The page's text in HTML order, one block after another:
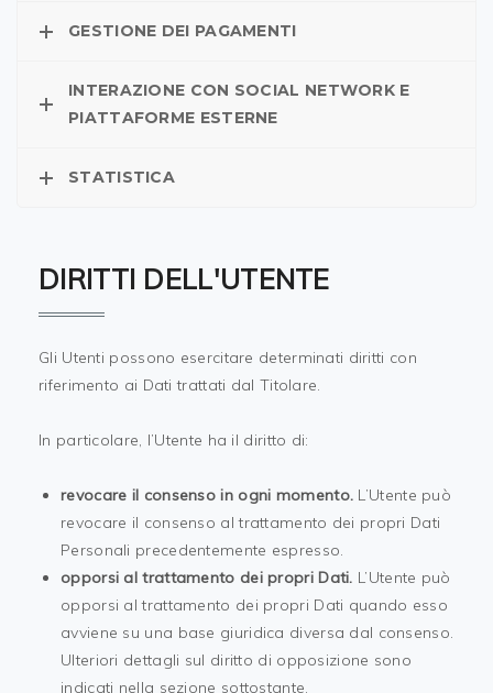
GESTIONE DEI PAGAMENTI
INTERAZIONE CON SOCIAL NETWORK E
PIATTAFORME ESTERNE
STATISTICA
DIRITTI DELL'UTENTE
Gli Utenti possono esercitare determinati diritti con
riferimento ai Dati trattati dal Titolare.
In particolare, l’Utente ha il diritto di:
revocare il consenso in ogni momento. L’Utente può
revocare il consenso al trattamento dei propri Dati
Personali precedentemente espresso.
opporsi al trattamento dei propri Dati. L’Utente può
opporsi al trattamento dei propri Dati quando esso
avviene su una base giuridica diversa dal consenso.
Ulteriori dettagli sul diritto di opposizione sono
indicati nella sezione sottostante.